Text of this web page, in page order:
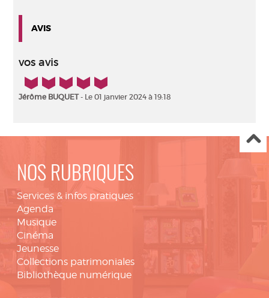
AVIS
vos avis
5/5
Jérôme BUQUET- Le 01 janvier 2024 à 19:18
NOS RUBRIQUES
Services & infos pratiques
Agenda
Musique
Cinéma
Jeunesse
Collections patrimoniales
Bibliothèque numérique